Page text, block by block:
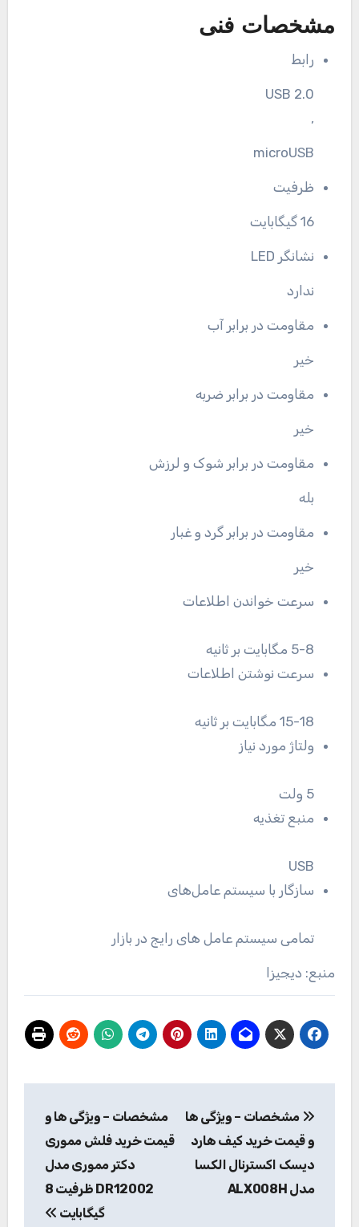
مشخصات فنی
رابط
USB 2.0
,
microUSB
ظرفیت
16 گیگابایت
نشانگر LED
ندارد
مقاومت در برابر آب
خیر
مقاومت در برابر ضربه
خیر
مقاومت در برابر شوک و لرزش
بله
مقاومت در برابر گرد و غبار
خیر
سرعت خواندن اطلاعات
5-8 مگابایت بر ثانیه
سرعت نوشتن اطلاعات
15-18 مگابایت بر ثانیه
ولتاژ مورد نیاز
5 ولت
منبع تغذیه
USB
سازگار با سیستم عامل‌های
تمامی سیستم عامل های رایج در بازار
منبع: دیجیزا
نوشته
مشخصات – ویژگی ها
و قیمت خرید کیف هارد
دیسک اکسترنال الکسا
مدل ALX008H
مشخصات – ویژگی ها و
قیمت خرید فلش مموری
دکتر مموری مدل
DR12002 ظرفیت 8
گیگابایت